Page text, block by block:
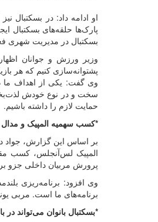
او ادامه داد: در بسکتبال
پارک‌ها حلقه‌های بسکتبال
بسکتبال در مدیریت شهری
وزیر ورزش و جوانان
پشتوانه‌سازی کنیم که هر
وی گفت: یکی از اهداف ما
سخت و در نوع خودش
حمایت لازم را داشته باشیم.
*کسب سهمیه المپیک و مدال
بر اساس این گزارش، جواد
المپیک لس‌آنجلس، کسب
پرورش مربیان داخلی جزو
برنامه‌های ما است. مربی
*بسکتبال بانوان می‌تواند